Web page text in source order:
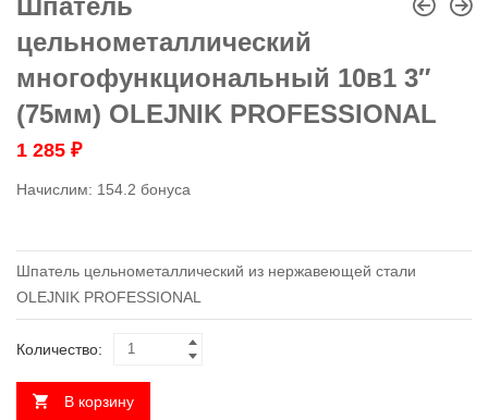
цельнометаллический
многофункциональный 10в1 3″
(75мм) OLEJNIK PROFESSIONAL
1 285 ₽
Начислим: 154.2 бонуса
Шпатель цельнометаллический из нержавеющей стали
OLEJNIK PROFESSIONAL
Количество:
В корзину